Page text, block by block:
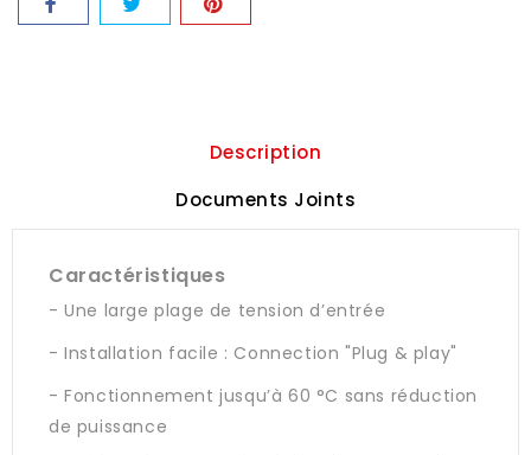
Description
Documents Joints
Caractéristiques
- Une large plage de tension d’entrée
- Installation facile : Connection "Plug & play"
- Fonctionnement jusqu’à 60 °C sans réduction
de puissance